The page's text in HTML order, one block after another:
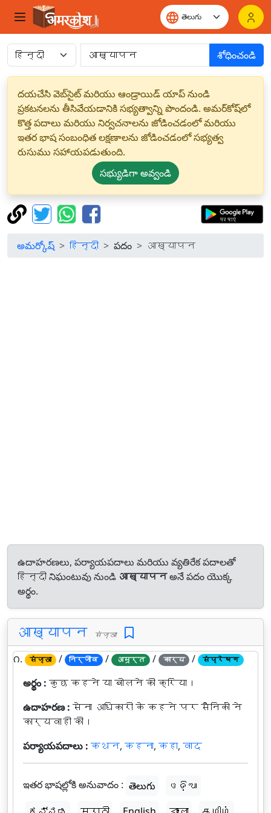
శోధించండి
దయచేసి వెబ్‌సైట్ మరియు ఆండ్రాయిడ్ యాప్ నుండి
ప్రకటనలను తీసివేయడానికి సభ్యత్వాన్ని పొందండి. అమర్‌కోష్‌లో
కొత్త పదాలు మరియు నిర్వచనాలను జోడించడంలో మరియు
ఇతర భాష సంబంధిత లక్షణాలను జోడించడంలో సభ్యత్వ
రుసుము సహాయపడుతుంది.
సభ్యుడిగా అవ్వండి
అమర్కోష్ हिन्दी పదం आख्यापन
ఉదాహరణలు, పర్యాయపదాలు మరియు వ్యతిరేక పదాలతో
हिन्दी నిఘంటువు నుండి आख्यापनఅనే పదం యొక్క
అర్థం.
आख्यापन संज्ञा
౧. संज्ञा / निर्जीव / अमूर्त / कार्य / संप्रेषण
అర్థం : कुछ कहने या बोलने की क्रिया।
ఉదాహరణ : सेना अधिकारी के कहने पर सैनिकों ने
कार्यवाही की।
పర్యాయపదాలు : कथन, कहना, कहा, वाद
ఇతర భాషల్లోకి అనువాదం : తెలుగు
ଓଡ଼ିଆ